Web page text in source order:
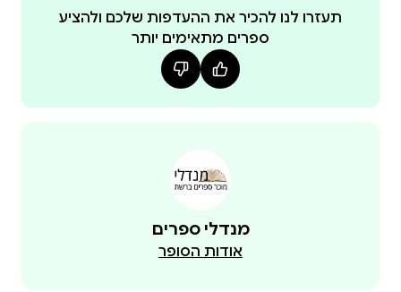
דסמט מראה כיצד גיוס המדע לאידיאולוגיה, באמצעות
תמרון ומשחק בנתונים, עשוי לגרור אל תהום הטוטליטריו
תעזרו לנו להכיר את ההעדפות שלכם ולהציע
ספרים מתאימים יותר
מנדלי ספרים
אודות הסופר